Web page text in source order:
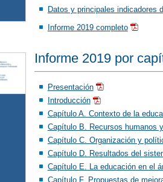
Datos y principales indicadores
Informe 2019 completo
Informe 2019 por
Presentación
Introducción
Capítulo A. Contexto de la
Capítulo B. Recursos humanos
Capítulo C. Organización y
Capítulo D. Resultados del
Capítulo E. La educación en el
Capítulo F. Propuestas de